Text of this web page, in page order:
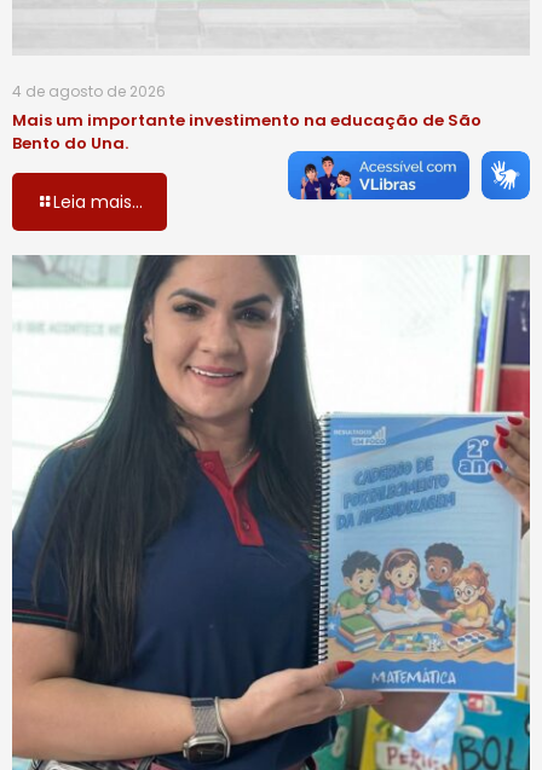
4 de agosto de 2026
Mais um importante investimento na educação de São
Bento do Una.
Leia mais...